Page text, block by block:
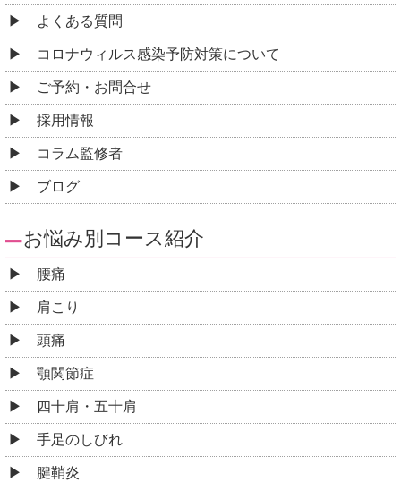
よくある質問
コロナウィルス感染予防対策について
ご予約・お問合せ
採用情報
コラム監修者
ブログ
お悩み別コース紹介
腰痛
肩こり
頭痛
顎関節症
四十肩・五十肩
手足のしびれ
腱鞘炎